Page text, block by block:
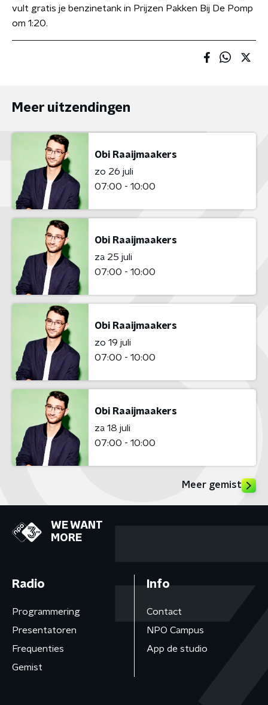
vult gratis je benzinetank in Prijzen Pakken Bij De Pomp
om 1:20.
Meer uitzendingen
Obi Raaijmaakers
zo 26 juli
07:00 - 10:00
Obi Raaijmaakers
za 25 juli
07:00 - 10:00
Obi Raaijmaakers
zo 19 juli
07:00 - 10:00
Obi Raaijmaakers
za 18 juli
07:00 - 10:00
Meer gemist
WE WANT
MORE
Radio
Programmering
Presentatoren
Frequenties
Gemist
Info
Contact
NPO Campus
App de studio